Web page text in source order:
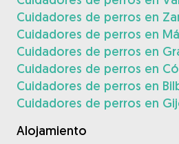
Cuidadores de perros en
Cuidadores de perros en
Cuidadores de perros en
Cuidadores de perros en
Cuidadores de perros en
Cuidadores de perros en
Alojamiento